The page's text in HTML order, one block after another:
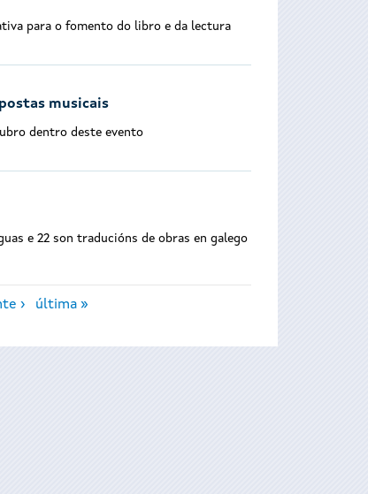
para o fomento do libro e da lectura
musicais
dentro deste evento
e 22 son traducións de obras en galego
› última »